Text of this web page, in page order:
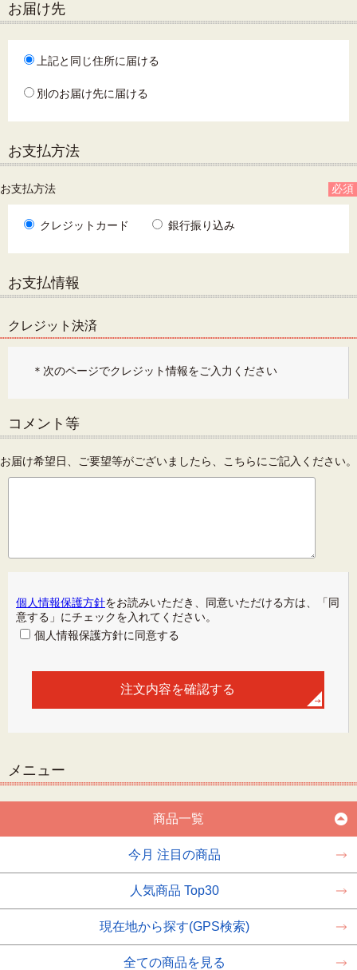
お届け先
上記と同じ住所に届ける
別のお届け先に届ける
お支払方法
お支払方法 必須
クレジットカード 銀行振り込み
お支払情報
クレジット決済
＊次のページでクレジット情報をご入力ください
コメント等
お届け希望日、ご要望等がございましたら、こちらにご記入ください。
個人情報保護方針をお読みいただき、同意いただける方は、「同
意する」にチェックを入れてください。
個人情報保護方針に同意する
メニュー
商品一覧
今月 注目の商品
人気商品 Top30
現在地から探す(GPS検索)
全ての商品を見る